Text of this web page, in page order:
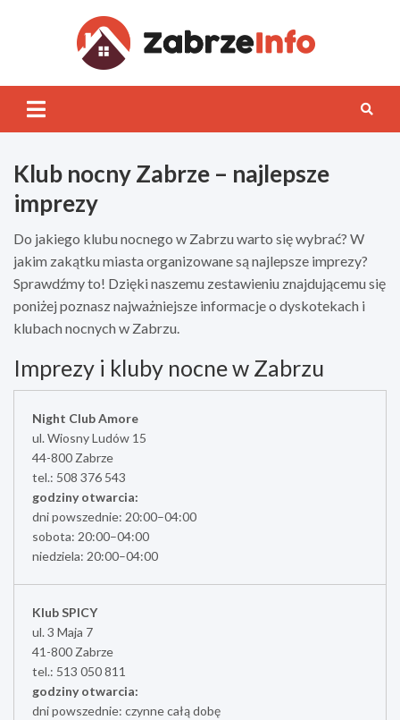
INFO
Klub nocny Zabrze – najlepsze
imprezy
Do jakiego klubu nocnego w Zabrzu warto się wybrać? W
jakim zakątku miasta organizowane są najlepsze imprezy?
Sprawdźmy to! Dzięki naszemu zestawieniu znajdującemu się
poniżej poznasz najważniejsze informacje o dyskotekach i
klubach nocnych w Zabrzu.
Imprezy i kluby nocne w Zabrzu
Night Club Amore
ul. Wiosny Ludów 15
44-800 Zabrze
tel.: 508 376 543
godziny otwarcia:
dni powszednie: 20:00–04:00
sobota: 20:00–04:00
niedziela: 20:00–04:00
Klub SPICY
ul. 3 Maja 7
41-800 Zabrze
tel.: 513 050 811
godziny otwarcia:
dni powszednie: czynne całą dobę